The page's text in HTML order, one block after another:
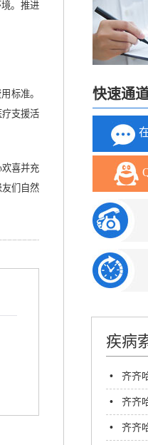
。推进
标准。
支援活
喜并充
们自然
快速通
疾病
• 齐齐
做?
• 齐齐
齐齐
• 齐齐